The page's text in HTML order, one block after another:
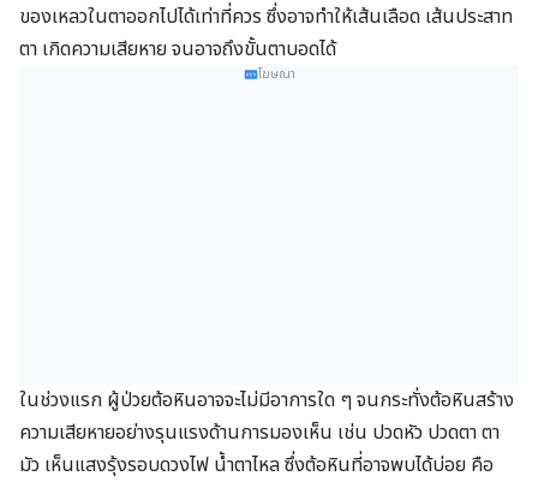
ของเหลวในตาออกไปได้เท่าที่ควร ซึ่งอาจทำให้เส้นเลือด เส้นประสาท
ตา เกิดความเสียหาย จนอาจถึงขั้นตาบอดได้
โฆษณา
ในช่วงแรก ผู้ป่วยต้อหินอาจจะไม่มีอาการใด ๆ จนกระทั่งต้อหินสร้าง
ความเสียหายอย่างรุนแรงด้านการมองเห็น เช่น ปวดหัว ปวดตา ตา
มัว เห็นแสงรุ้งรอบดวงไฟ น้ำตาไหล ซึ่งต้อหินที่อาจพบได้บ่อย คือ